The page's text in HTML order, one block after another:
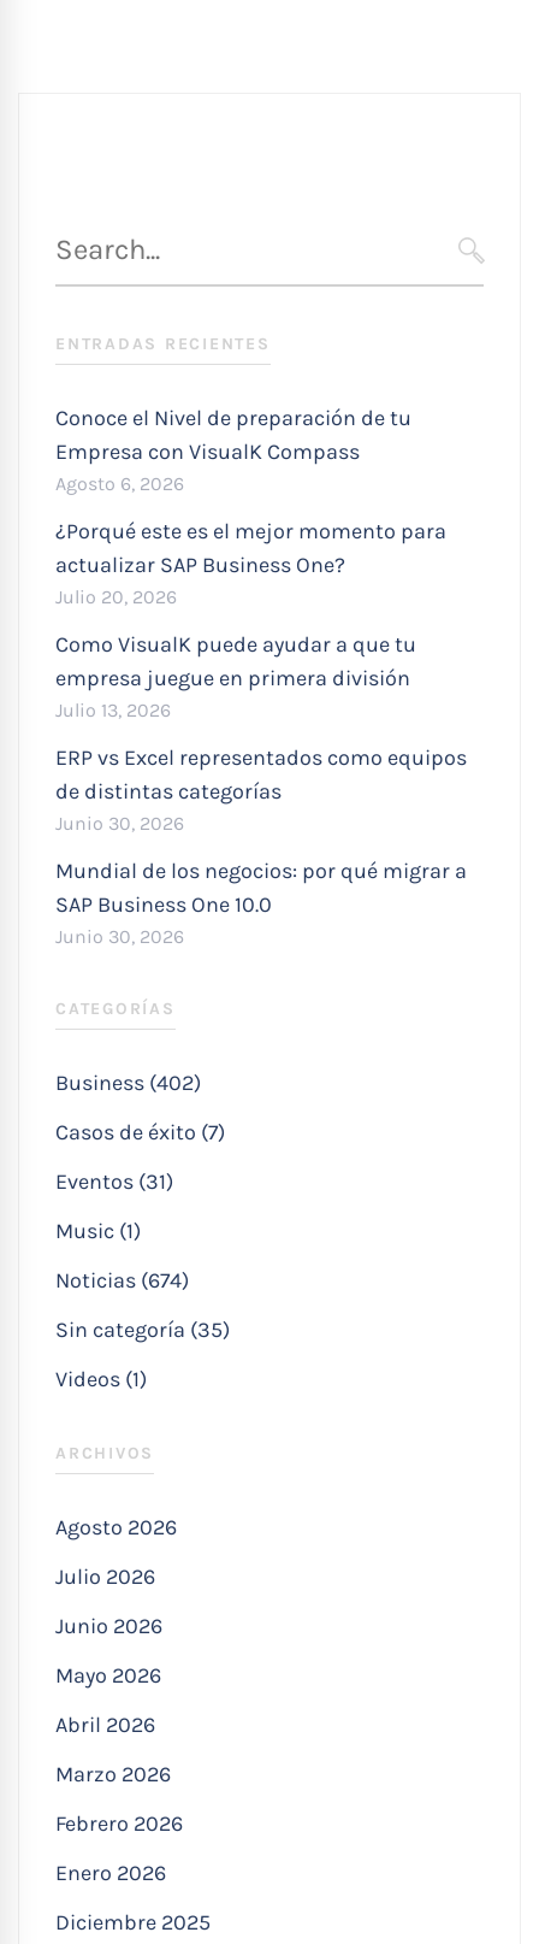
para
ENTRADAS RECIENTES
Conoce el Nivel de preparación de tu
Empresa con VisualK Compass
Agosto 6, 2026
¿Porqué este es el mejor momento para
actualizar SAP Business One?
Julio 20, 2026
Como VisualK puede ayudar a que tu
empresa juegue en primera división
Julio 13, 2026
ERP vs Excel representados como equipos
de distintas categorías
Junio 30, 2026
Mundial de los negocios: por qué migrar a
SAP Business One 10.0
Junio 30, 2026
CATEGORÍAS
Business (402)
Casos de éxito (7)
Eventos (31)
Music (1)
Noticias (674)
Sin categoría (35)
Videos (1)
ARCHIVOS
Agosto 2026
Julio 2026
Junio 2026
Mayo 2026
Abril 2026
Marzo 2026
Febrero 2026
Enero 2026
Diciembre 2025